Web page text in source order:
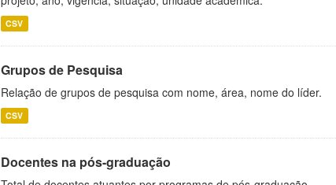
CSV
Grupos de Pesquisa
Relação de grupos de pesquisa com nome, área, nome do líder.
CSV
Docentes na pós-graduação